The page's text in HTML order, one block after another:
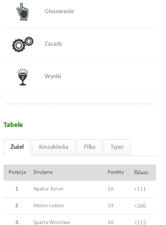
Głosowanie
Zasady
Wyniki
Tabele
Żużel Koszykówka Piłka Typer
Pozycja Drużyna Punkty Bilans
1. Apator Toruń 26 +111
2. Motor Lublin 33 +260
3. Sparta Wrocław 26 +115